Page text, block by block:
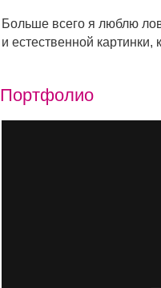
Больше всего я люблю
и естественной картинки,
Портфолио